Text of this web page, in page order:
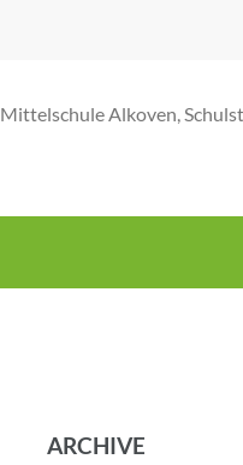
Mittelschule Alkoven,
ARCHIVE